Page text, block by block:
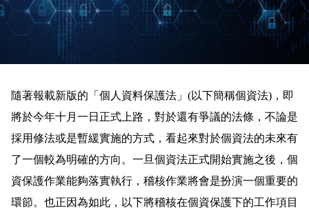
隨著報載新版的「個人資料保護法」(以下簡稱個資法)，即
將於今年十月一日正式上路，對於還有爭議的法條，不論是
採用修法或是暫緩實施的方式，看起來對於個資法的未來有
了一個較為明確的方向。一旦個資法正式開始實施之後，個
資保護作業能夠落實執行，稽核作業將會是扮演一個重要的
環節。也正因為如此，以下將稽核在個資保護下的工作項目